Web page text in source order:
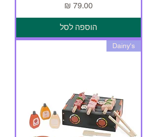
מחיר
הוספה לסל
Dainy's